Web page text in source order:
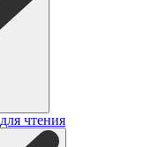
для чтения